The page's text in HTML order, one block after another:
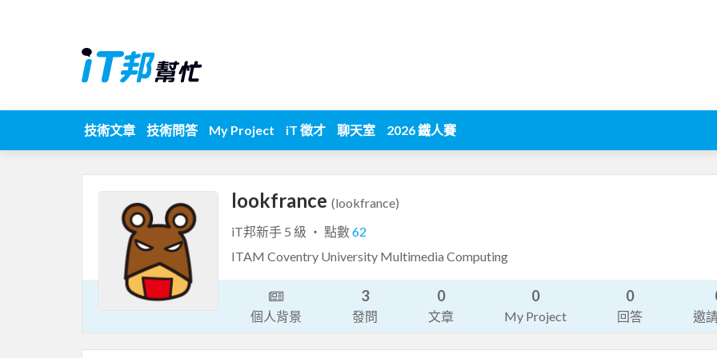
技術文章 技術問答 My Project iT 徵才 聊天室 2026 鐵人賽
lookfrance (lookfrance)
iT邦新手 5 級 ‧ 點數62
ITAM Coventry University Multimedia Computing
個人背景
3
發問
0
文章
0
My Project
0
回答 邀